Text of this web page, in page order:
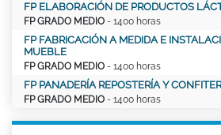
FP ELABORACIÓN DE PRODUCTOS
FP GRADO MEDIO - 1400 horas
FP FABRICACIÓN A MEDIDA E
MUEBLE
FP GRADO MEDIO - 1400 horas
FP PANADERÍA REPOSTERÍA Y
FP GRADO MEDIO - 1400 horas